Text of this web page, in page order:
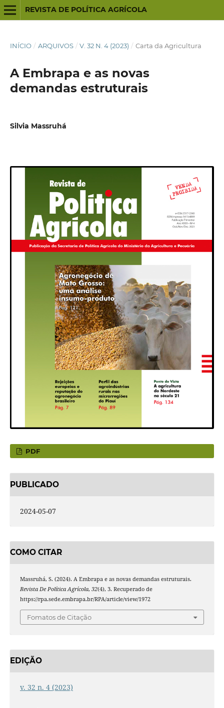
REVISTA DE POLÍTICA AGRÍCOLA
INÍCIO / ARQUIVOS / V. 32 N. 4 (2023) / Carta da Agricultura
A Embrapa e as novas
demandas estruturais
Silvia Massruhá
PDF
PUBLICADO
2024-05-07
COMO CITAR
Massruhá, S. (2024). A Embrapa e as novas demandas estruturais.
Revista De Política Agrícola, 32(4), 3. Recuperado de
https://rpa.sede.embrapa.br/RPA/article/view/1972
Fomatos de Citação
EDIÇÃO
v. 32 n. 4 (2023)